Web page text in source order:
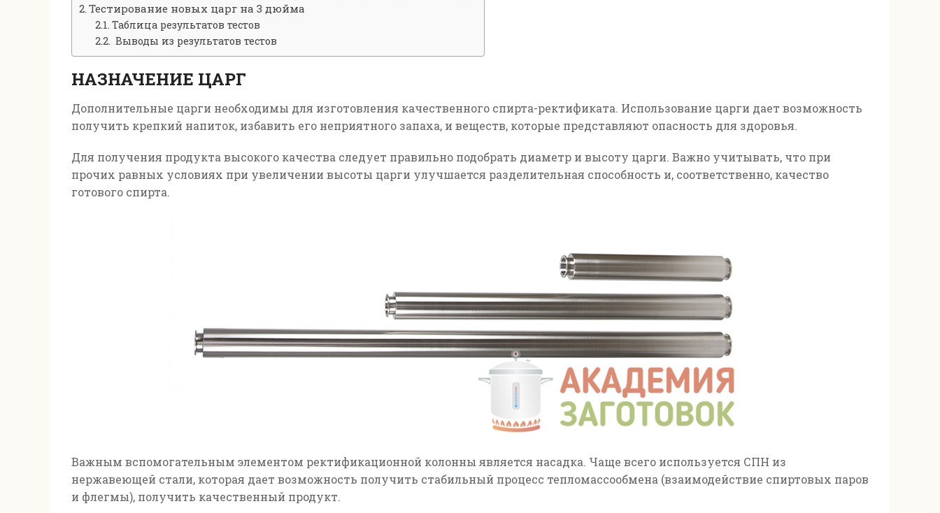
Тестирование новых царг на 3 дюйма
Таблица результатов тестов
Выводы из результатов тестов
НАЗНАЧЕНИЕ ЦАРГ
Дополнительные царги необходимы для изготовления качественного спирта-ректификата. Использование царги дает возможность
получить крепкий напиток, избавить его неприятного запаха, и веществ, которые представляют опасность для здоровья.
Для получения продукта высокого качества следует правильно подобрать диаметр и высоту царги. Важно учитывать, что при
прочих равных условиях при увеличении высоты царги улучшается разделительная способность и, соответственно, качество
готового спирта.
Важным вспомогательным элементом ректификационной колонны является насадка. Чаще всего используется СПН из
нержавеющей стали, которая дает возможность получить стабильный процесс тепломассообмена (взаимодействие спиртовых паров
и флегмы), получить качественный продукт.